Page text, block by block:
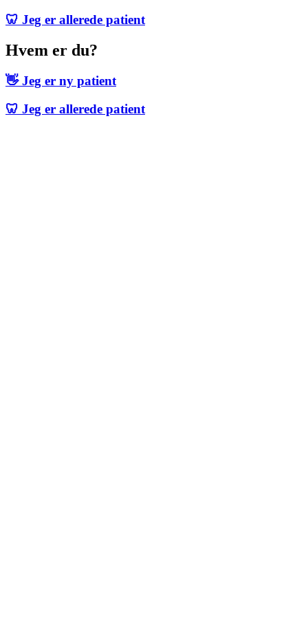
🦷 Jeg er allerede patient
Hvem er du?
👋 Jeg er ny patient
🦷 Jeg er allerede patient